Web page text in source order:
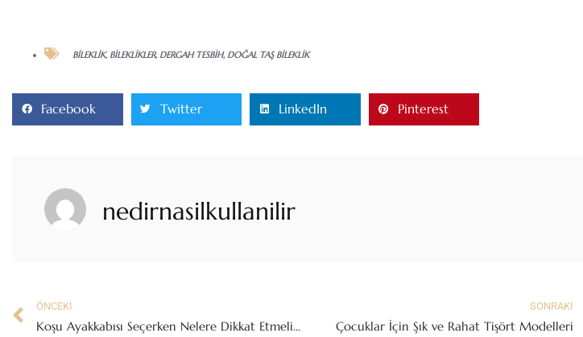
BILEKLIK, BILEKLIKLER, DERGAH TESBIH, DOĞAL TAŞ BILEKLIK
Facebook Twitter LinkedIn Pinterest
nedirnasilkullanilir
ÖNCEKI
Koşu Ayakkabısı Seçerken Nelere Dikkat Etmeliyiz?
SONRAKI
Çocuklar İçin Şık ve Rahat Tişört Modelleri